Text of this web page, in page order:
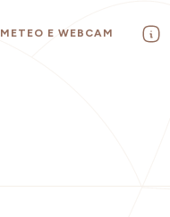
METEO E WEBCAM